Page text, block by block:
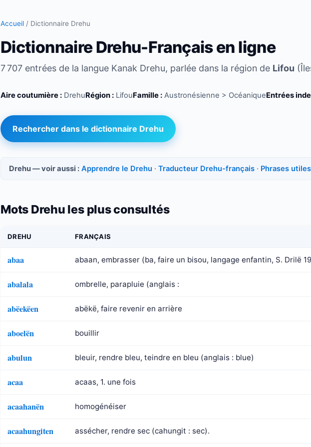
Accueil / Dictionnaire Drehu
Dictionnaire Drehu-Français en ligne
7 707 entrées de la langue Kanak Drehu, parlée dans la région de Lifou
Aire coutumière : DrehuRégion : LifouFamille : Austronésienne > OcéaniqueEntrées
Rechercher dans le dictionnaire Drehu
Drehu — voir aussi : Apprendre le Drehu · Traducteur Drehu-français · Phrases
Mots Drehu les plus consultés
DREHU FRANÇAIS
abaa abaan, embrasser (ba, faire un bisou, langage enfantin, S. Drilë
abalala ombrelle, parapluie (anglais :
abëekëen abëkë, faire revenir en arrière
aboelën bouillir
abulun bleuir, rendre bleu, teindre en bleu (anglais : blue)
acaa acaas, 1. une fois
acaahanën homogénéiser
acaahungiten assécher, rendre sec (cahungit : sec).